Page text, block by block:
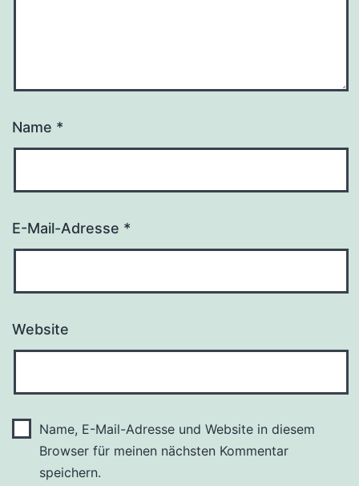
Name *
E-Mail-Adresse *
Website
Name, E-Mail-Adresse und Website in diesem
Browser für meinen nächsten Kommentar
speichern.